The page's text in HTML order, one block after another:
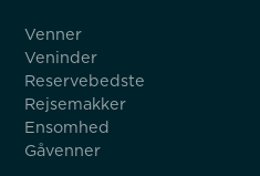
Venner
Veninder
Reservebedste
Rejsemakker
Ensomhed
Gåvenner